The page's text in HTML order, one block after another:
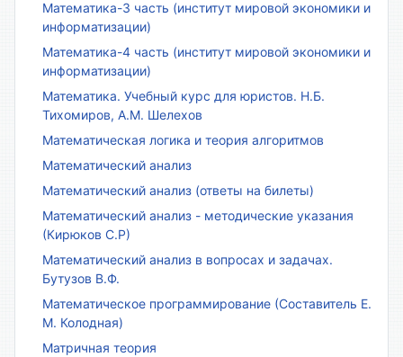
Математика-3 часть (институт мировой экономики и
информатизации)
Математика-4 часть (институт мировой экономики и
информатизации)
Математика. Учебный курс для юристов. Н.Б.
Тихомиров, А.М. Шелехов
Математическая логика и теория алгоритмов
Математический анализ
Математический анализ (ответы на билеты)
Математический анализ - методические указания
(Кирюков С.Р)
Математический анализ в вопросах и задачах.
Бутузов В.Ф.
Математическое программирование (Составитель Е.
М. Колодная)
Матричная теория